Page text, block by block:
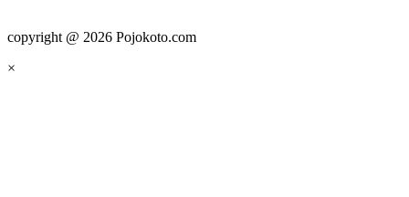
copyright @ 2026 Pojokoto.com
×